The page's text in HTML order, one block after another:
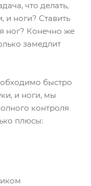
что делать,
и ноги? Ставить
ног? Конечно же
замедлит
быстро
и ноги, мы
контроля
плюсы: